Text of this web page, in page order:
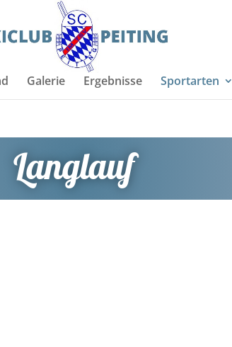
Galerie Ergebnisse Sportarten
Langlauf